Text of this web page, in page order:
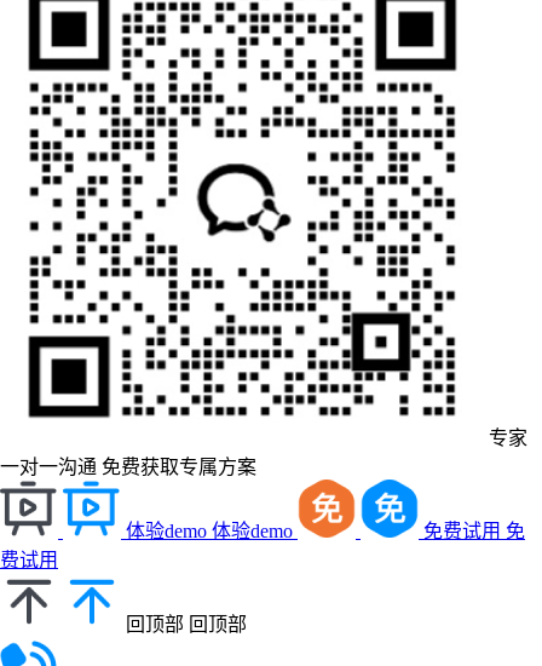
专家
一对一沟通 免费获取专属方案
体验demo 体验demo 免费试用 免
费试用
回顶部 回顶部